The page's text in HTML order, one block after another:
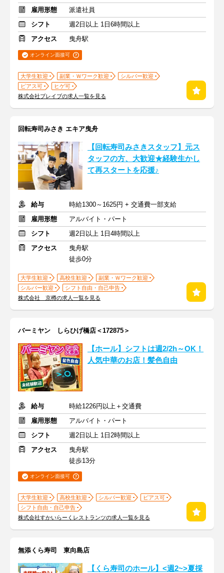
雇用形態
派遣社員
シフト
週2日以上 1日6時間以上
アクセス
曳舟駅
オンライン面接可
大学生歓迎 副業・Ｗワーク歓迎
シルバー歓迎
ピアス可
ヒゲ可
株式会社ブレイブの求人一覧を見る
回転寿司みさき エキア曳舟
【回転寿司みさきスタッフ】元ス
タッフの方、大歓迎★経験生かし
て再スタートを応援♪
給与
時給1300～1625円 + 交通費一部支給
雇用形態
アルバイト・パート
シフト
週2日以上 1日4時間以上
アクセス
曳舟駅
徒歩0分
大学生歓迎 高校生歓迎
副業・Ｗワーク歓迎
シルバー歓迎
シフト自由・自己申告
株式会社 京樽の求人一覧を見る
バーミヤン しらひげ橋店＜172875＞
【ホール】シフトは週2/2h～OK！
人気中華のお店！髪色自由
給与
時給1226円以上＋交通費
雇用形態
アルバイト・パート
シフト
週2日以上 1日2時間以上
アクセス
曳舟駅
徒歩13分
オンライン面接可
大学生歓迎 高校生歓迎 シルバー歓迎
ピアス可
シフト自由・自己申告
株式会社すかいらーくレストランツの求人一覧を見る
無添くら寿司 東向島店
【くら寿司のホール】<週2~>夏採